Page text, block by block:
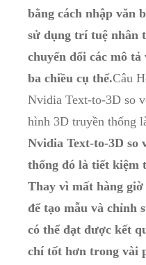
bằng cách nhập văn
sử dụng trí tuệ nhân
chuyển đổi các mô
ba chiều cụ thể.Câu
Nvidia Text-to-3D so
hình 3D truyền thống
Nvidia Text-to-3D so
thống đó là tiết kiệm
Thay vì mất hàng
để tạo mẫu và chỉnh
có thể đạt được kết
chí tốt hơn trong vài